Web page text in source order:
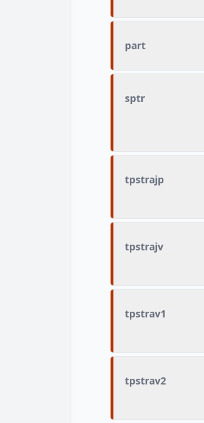
part
sptr
tpstrajp
tpstrajv
tpstrav1
tpstrav2